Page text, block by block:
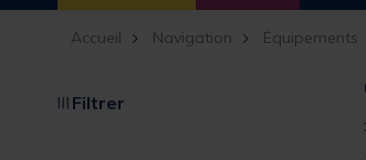
Accueil Navigation Équipements
Filtrer